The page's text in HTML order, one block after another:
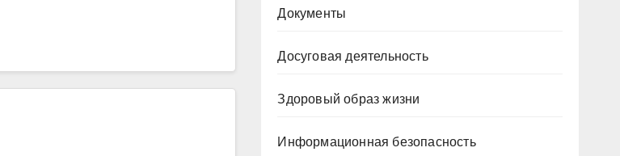
Документы
Досуговая деятельность
Здоровый образ жизни
Информационная безопасность